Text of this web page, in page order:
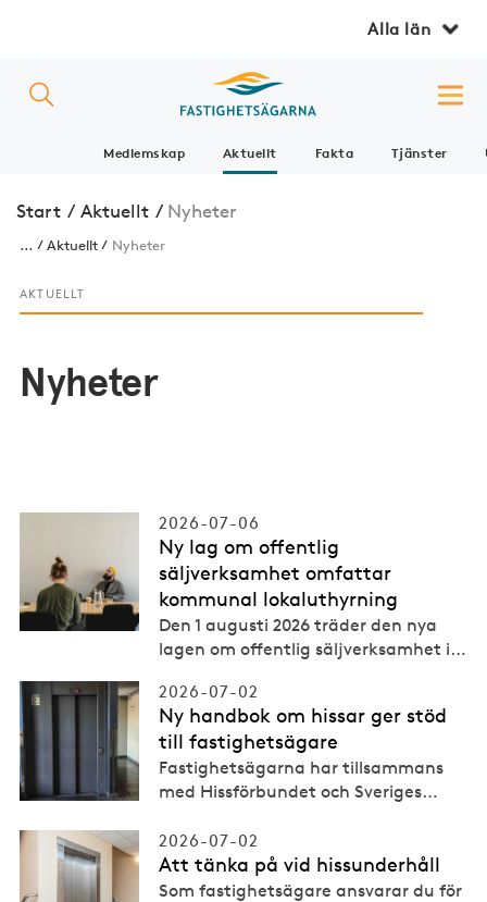
Alla län
Medlemskap Aktuellt Fakta Tjänster
Start / Aktuellt / Nyheter
... Aktuellt Nyheter
AKTUELLT
Nyheter
2026-07-06
Ny lag om offentlig
säljverksamhet omfattar
kommunal lokaluthyrning
Den 1 augusti 2026 träder den nya
lagen om offentlig säljverksamhet i…
2026-07-02
Ny handbok om hissar ger stöd
till fastighetsägare
Fastighetsägarna har tillsammans
med Hissförbundet och Sveriges…
2026-07-02
Att tänka på vid hissunderhåll
Som fastighetsägare ansvarar du för